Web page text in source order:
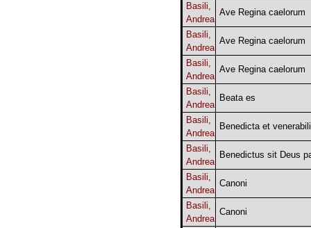
Basili,
Andrea
Ave Regina caelorum
Basili,
Andrea
Ave Regina caelorum
Basili,
Andrea
Ave Regina caelorum
Basili,
Andrea
Beata es
Basili,
Andrea
Benedicta et
Basili,
Andrea
Benedictus sit Deus
Basili,
Andrea
Canoni
Basili,
Andrea
Canoni